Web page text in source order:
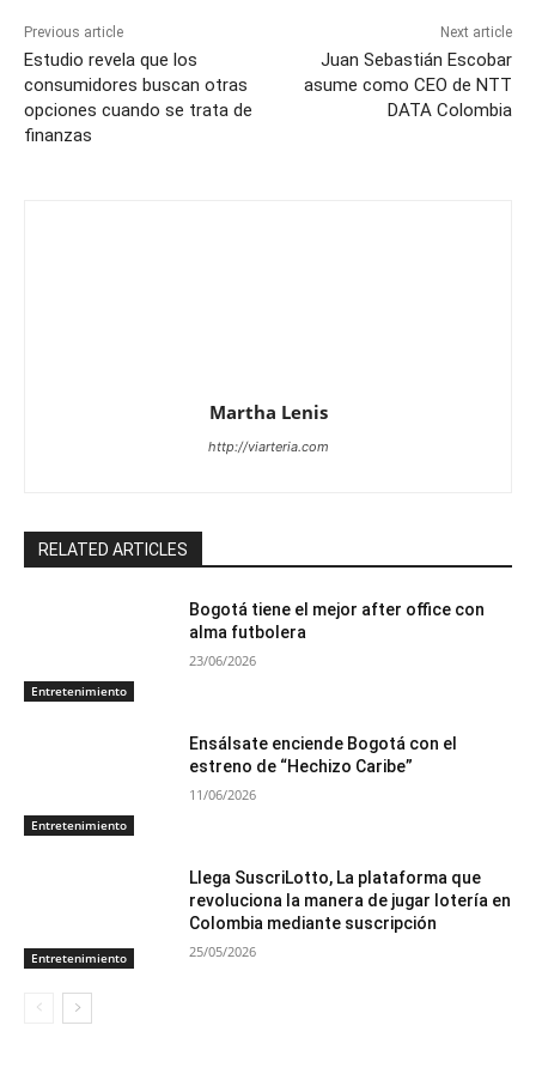
Previous article
Estudio revela que los
consumidores buscan otras
opciones cuando se trata de
finanzas
Next article
Juan Sebastián Escobar
asume como CEO de NTT
DATA Colombia
Martha Lenis
http://viarteria.com
RELATED ARTICLES
Entretenimiento
Bogotá tiene el mejor after office con
alma futbolera
23/06/2026
Entretenimiento
Ensálsate enciende Bogotá con el
estreno de “Hechizo Caribe”
11/06/2026
Entretenimiento
Llega SuscriLotto, La plataforma que
revoluciona la manera de jugar lotería en
Colombia mediante suscripción
25/05/2026